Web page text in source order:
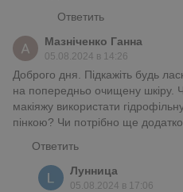
Ответить
Мазніченко Ганна
05.08.2024 в 14:26
Доброго дня. Підкажіть будь
на попередньо очищену шкіру.
макіяжу використати
пінкою? Чи потрібно ще
Ответить
Лунница
05.08.2024 в 17:06